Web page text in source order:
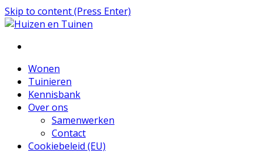
Skip to content (Press Enter)
Huizen en Tuinen
Inspiratie voor wonen en tuinieren
Wonen
Tuinieren
Kennisbank
Over ons
Samenwerken
Contact
Cookiebeleid (EU)